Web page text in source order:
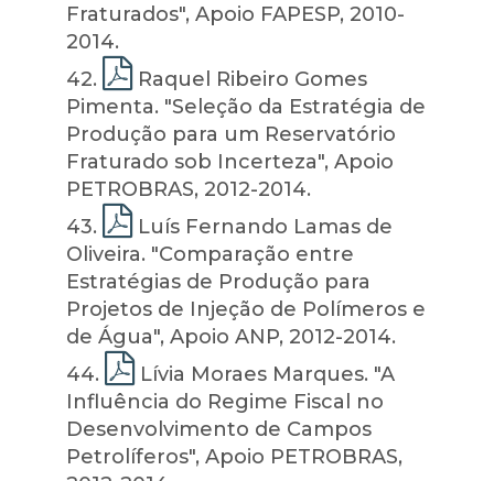
Fraturados", Apoio FAPESP, 2010-
2014.
42.
Raquel Ribeiro Gomes
Pimenta. "Seleção da Estratégia de
Produção para um Reservatório
Fraturado sob Incerteza", Apoio
PETROBRAS, 2012-2014.
43.
Luís Fernando Lamas de
Oliveira. "Comparação entre
Estratégias de Produção para
Projetos de Injeção de Polímeros e
de Água", Apoio ANP, 2012-2014.
44.
Lívia Moraes Marques. "A
Influência do Regime Fiscal no
Desenvolvimento de Campos
Petrolíferos", Apoio PETROBRAS,